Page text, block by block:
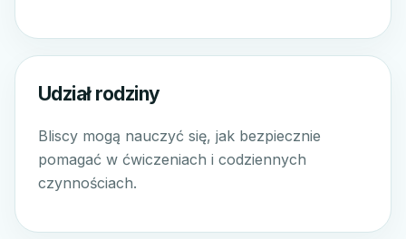
Udział rodziny
Bliscy mogą nauczyć się, jak bezpiecznie
pomagać w ćwiczeniach i codziennych
czynnościach.